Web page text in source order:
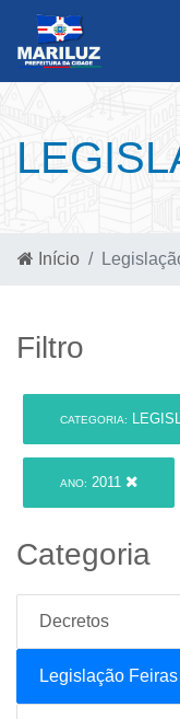
Início
Filtro
CATEGORIA:
ANO: 2011
Categoria
Decretos
Legislação